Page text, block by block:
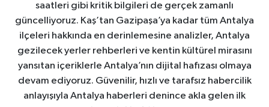
saatleri gibi kritik bilgileri de gerçek zamanlı
güncelliyoruz. Kaş’tan Gazipaşa’ya kadar tüm Antalya
ilçeleri hakkında en derinlemesine analizler, Antalya
gezilecek yerler rehberleri ve kentin kültürel mirasını
yansıtan içeriklerle Antalya’nın dijital hafızası olmaya
devam ediyoruz. Güvenilir, hızlı ve tarafsız habercilik
anlayışıyla Antalya haberleri denince akla gelen ilk